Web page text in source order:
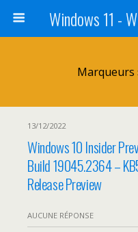
Marqueurs
13/12/2022
Windows 10 Insider
Build 19045.2364 –
Release Preview
AUCUNE RÉPONSE